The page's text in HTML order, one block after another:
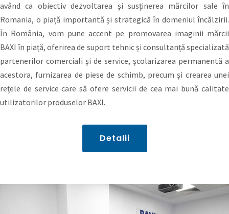
având ca obiectiv dezvoltarea și susținerea mărcilor sale în
Romania, o piață importantă și strategică în domeniul încălzirii.
În România, vom pune accent pe promovarea imaginii mărcii
BAXI în piață, oferirea de suport tehnic și consultanță specializată
partenerilor comerciali și de service, școlarizarea permanentă a
acestora, furnizarea de piese de schimb, precum și crearea unei
rețele de service care să ofere servicii de cea mai bună calitate
utilizatorilor produselor BAXI.
Detalii